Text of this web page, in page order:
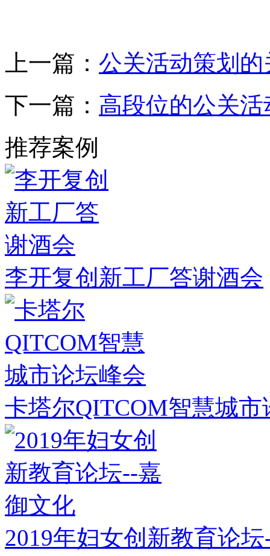
上一篇： 公关活动策划
下一篇： 高段位的公关
推荐案例
李开复创新工厂答谢酒会
卡塔尔QITCOM智慧城市
2019年妇女创新教育论